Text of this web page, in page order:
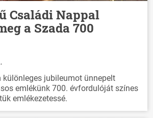
Családi Nappal
a Szada 700
különleges jubileumot ünnepelt
emlékünk 700. évfordulóját színes
emlékezetessé.